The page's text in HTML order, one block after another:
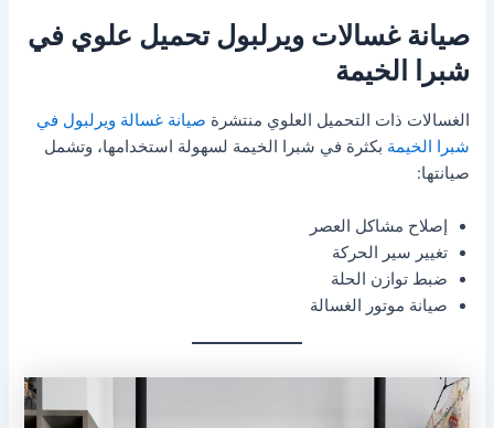
صيانة غسالات ويرلبول تحميل علوي في
شبرا الخيمة
الغسالات ذات التحميل العلوي منتشرة صيانة غسالة ويرلبول في
شبرا الخيمة بكثرة في شبرا الخيمة لسهولة استخدامها، وتشمل
صيانتها:
إصلاح مشاكل العصر
تغيير سير الحركة
ضبط توازن الحلة
صيانة موتور الغسالة